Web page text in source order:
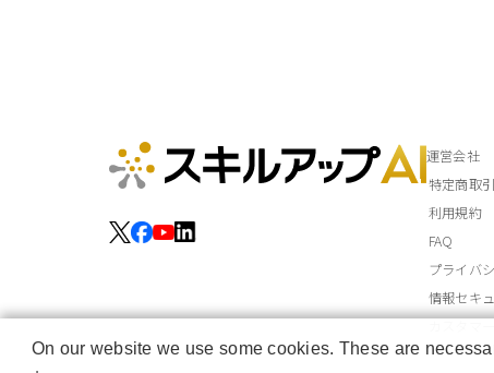
運営会社
特定商取
利用規約
FAQ
プライバ
情報セキ
On our website we use some cookies. These are